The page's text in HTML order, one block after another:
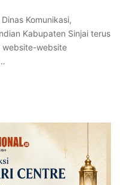
Komunikasi,
Kabupaten Sinjai terus
website-website